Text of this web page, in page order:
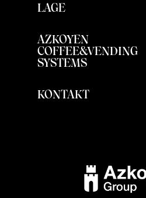
LAGE
AZKOYEN
COFFEE&VENDING
SYSTEMS
KONTAKT